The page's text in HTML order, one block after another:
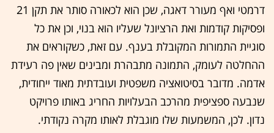
דרמטי ואף מעורר דאגה, שכן הוא לכאורה סותר את תקן 21
ופסיקות קודמות ואת הרציונל שעליו הוא בנוי, וכן את כל
סוגיית התמורות המקובלת בענף. עם זאת, כשקוראים את
ההחלטה לעומק, התמונה מתבהרת ומבינים שאין פה רעידת
אדמה. מדובר בסיטואציה משפטית ועובדתית מאוד ייחודית,
שנבעה ספציפית מהרכב הבעלויות החריג באותו פרויקט
נדון. לכן, המשמעות שלו מוגבלת לאותו מקרה נקודתי.